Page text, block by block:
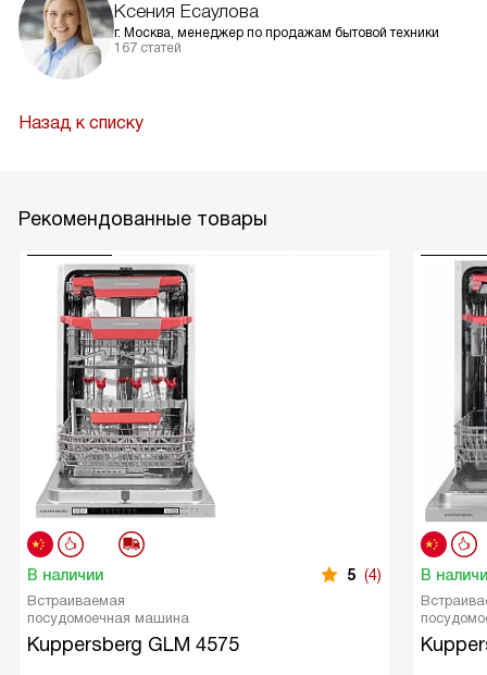
Ксения Есаулова
г. Москва, менеджер по продажам бытовой техники
167 статей
Назад к списку
Рекомендованные товары
В наличии 5 (4)
Встраиваемая
посудомоечная машина
Kuppersberg GLM 4575
В